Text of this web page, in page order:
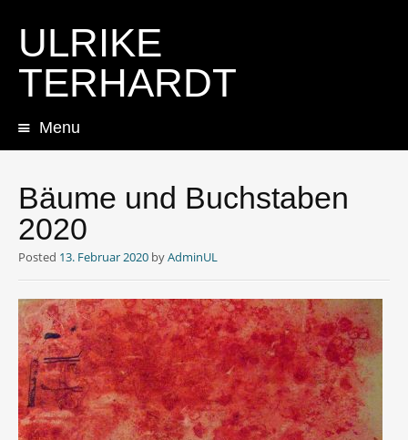
ULRIKE
TERHARDT
Menu
Bäume und Buchstaben
2020
Posted 13. Februar 2020 byAdminUL